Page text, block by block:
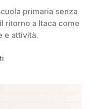
primaria senza
ritorno a Itaca come
e attività.